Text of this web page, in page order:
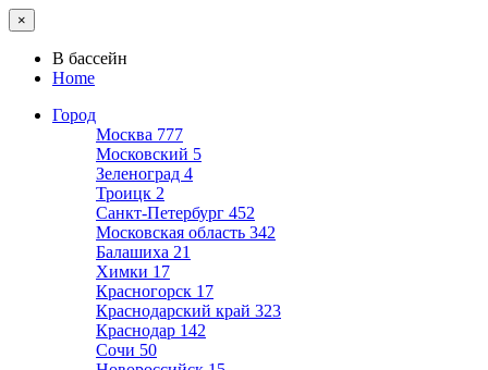
×
В бассейн
Home
Город
Москва 777
Московский 5
Зеленоград 4
Троицк 2
Санкт-Петербург 452
Московская область 342
Балашиха 21
Химки 17
Красногорск 17
Краснодарский край 323
Краснодар 142
Сочи 50